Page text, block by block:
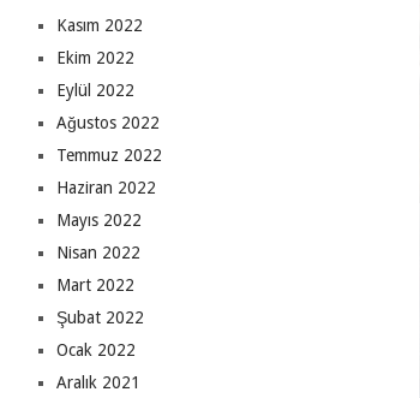
Kasım 2022
Ekim 2022
Eylül 2022
Ağustos 2022
Temmuz 2022
Haziran 2022
Mayıs 2022
Nisan 2022
Mart 2022
Şubat 2022
Ocak 2022
Aralık 2021